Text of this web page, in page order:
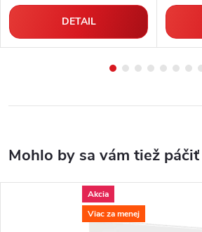
DETAIL
Akcia
Viac za menej